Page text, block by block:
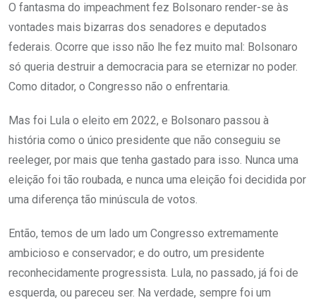
O fantasma do impeachment fez Bolsonaro render-se às
vontades mais bizarras dos senadores e deputados
federais. Ocorre que isso não lhe fez muito mal: Bolsonaro
só queria destruir a democracia para se eternizar no poder.
Como ditador, o Congresso não o enfrentaria.
Mas foi Lula o eleito em 2022, e Bolsonaro passou à
história como o único presidente que não conseguiu se
reeleger, por mais que tenha gastado para isso. Nunca uma
eleição foi tão roubada, e nunca uma eleição foi decidida por
uma diferença tão minúscula de votos.
Então, temos de um lado um Congresso extremamente
ambicioso e conservador; e do outro, um presidente
reconhecidamente progressista. Lula, no passado, já foi de
esquerda, ou pareceu ser. Na verdade, sempre foi um